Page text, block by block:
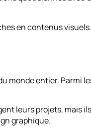
en contenus visuels.
monde entier. Parmi
leurs projets, mais
graphique.